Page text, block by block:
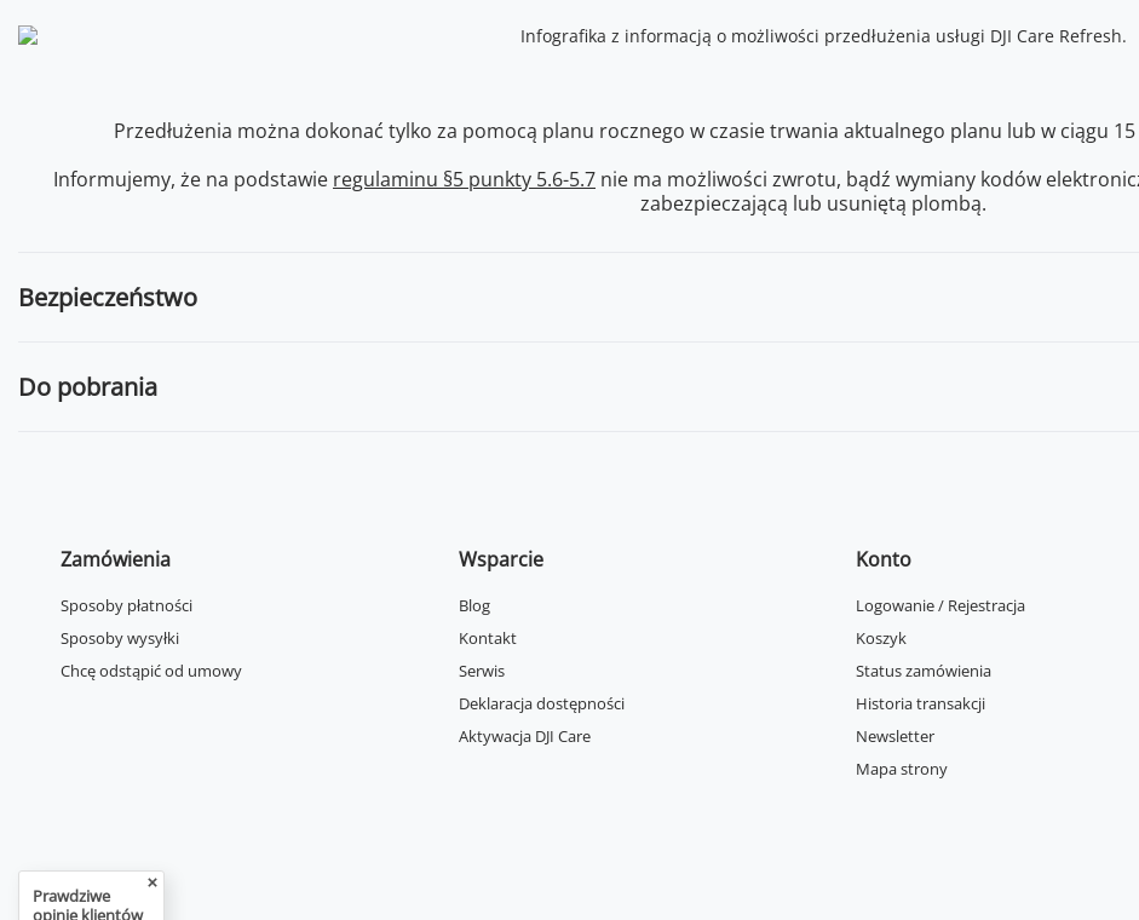
Przedłużenia można dokonać tylko za pomocą planu rocznego w czasie trwania aktualnego planu lub w ciągu
Informujemy, że na podstawie regulaminu §5 punkty 5.6-5.7 nie ma możliwości zwrotu, bądź wymiany kodów
zabezpieczającą lub usuniętą plombą.
Bezpieczeństwo
Do pobrania
Zamówienia
Sposoby płatności
Sposoby wysyłki
Chcę odstąpić od umowy
Wsparcie
Blog
Kontakt
Serwis
Deklaracja dostępności
Aktywacja DJI Care
Konto
Logowanie / Rejestracja
Koszyk
Status zamówienia
Historia transakcji
Newsletter
Mapa strony
Prawdziwe
opinie klientów